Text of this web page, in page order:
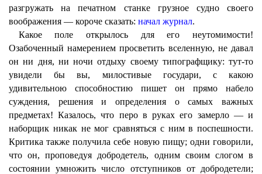
разгружать на печатном станке грузное судно своего
воображения — короче сказать: начал журнал.
Какое поле открылось для его неутомимости!
Озабоченный намерением просветить вселенную, не давал
он ни дня, ни ночи отдыху своему типографщику: тут-то
увидели бы вы, милостивые государи, с какою
удивительною способностию пишет он прямо набело
суждения, решения и определения о самых важных
предметах! Казалось, что перо в руках его замерло — и
наборщик никак не мог сравняться с ним в поспешности.
Критика также получила себе новую пищу; одни говорили,
что он, проповедуя добродетель, одним своим слогом в
состоянии умножить число отступников от добродетели;